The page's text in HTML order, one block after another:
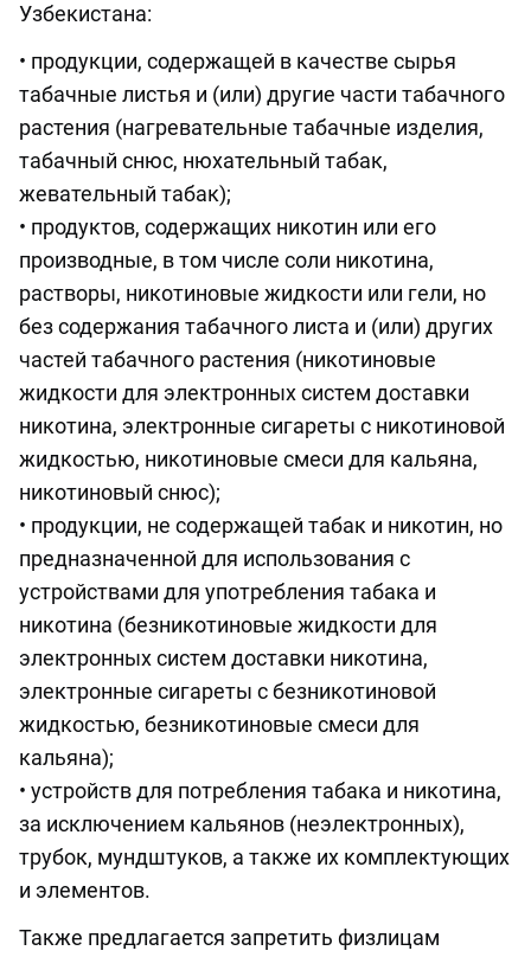
Узбекистана:
• продукции, содержащей в качестве сырья
табачные листья и (или) другие части табачного
растения (нагревательные табачные изделия,
табачный снюс, нюхательный табак,
жевательный табак);
• продуктов, содержащих никотин или его
производные, в том числе соли никотина,
растворы, никотиновые жидкости или гели, но
без содержания табачного листа и (или) других
частей табачного растения (никотиновые
жидкости для электронных систем доставки
никотина, электронные сигареты с никотиновой
жидкостью, никотиновые смеси для кальяна,
никотиновый снюс);
• продукции, не содержащей табак и никотин, но
предназначенной для использования с
устройствами для употребления табака и
никотина (безникотиновые жидкости для
электронных систем доставки никотина,
электронные сигареты с безникотиновой
жидкостью, безникотиновые смеси для
кальяна);
• устройств для потребления табака и никотина,
за исключением кальянов (неэлектронных),
трубок, мундштуков, а также их комплектующих
и элементов.
Также предлагается запретить физлицам